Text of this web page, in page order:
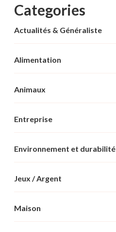
Categories
Actualités & Généraliste
Alimentation
Animaux
Entreprise
Environnement et durabilité
Jeux / Argent
Maison